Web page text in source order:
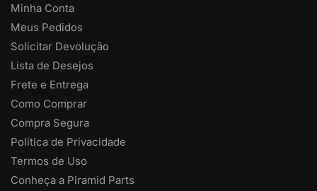
Minha Conta
Meus Pedidos
Solicitar Devolução
Lista de Desejos
Frete e Entrega
Como Comprar
Compra Segura
Política de Privacidade
Termos de Uso
Conheça a Piramid Parts